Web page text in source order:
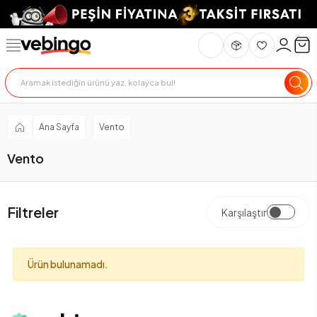
Ana Sayfa Vento
Vento
Filtreler Karşılaştır
Ürün bulunamadı.